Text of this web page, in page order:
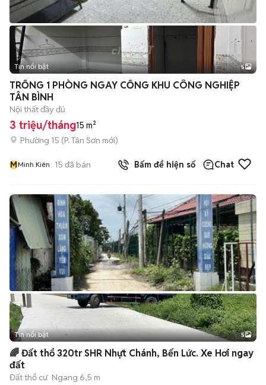
Tin nổi bật 5
TRỐNG 1 PHÒNG NGAY CỔNG KHU CÔNG NGHIỆP
TÂN BÌNH
Nội thất đầy đủ
3 triệu/tháng15 m²
Phường 15 (P. Tân Sơn mới)
MMinh Kiên 15 đã bán Bấm để hiện số Chat
Tin nổi bật 5
🌈 Đất thổ 320tr SHR Nhựt Chánh, Bến Lức. Xe Hơi ngay
đất
Đất thổ cư Ngang 6,5 m